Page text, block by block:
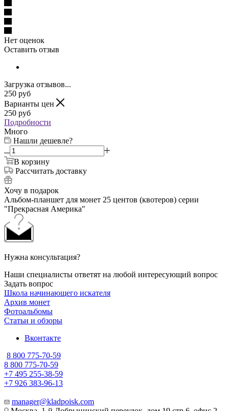
Нет оценок
Оставить отзыв
Загрузка отзывов...
250 руб
Варианты цен
250 руб
Подробности
Много
Нашли дешевле?
В корзину
Рассчитать доставку
Хочу в подарок
Альбом-планшет для монет 25 центов (квотеров) серии
"Прекрасная Америка"
Нужна консультация?
Наши специалисты ответят на любой интересующий вопрос
Задать вопрос
Школа начинающего искателя
Архив монет
Фотоальбомы
Статьи и обзоры
Вконтакте
8 800 775-70-59
8 800 775-70-59
+7 495 255-38-59
+7 926 383-96-13
manager@kladpoisk.com